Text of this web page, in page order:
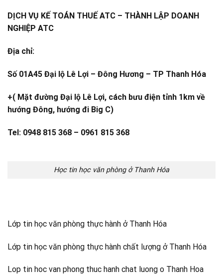
DỊCH VỤ KẾ TOÁN THUẾ ATC – THÀNH LẬP DOANH
NGHIỆP ATC
Địa chỉ:
Số 01A45 Đại lộ Lê Lợi – Đông Hương – TP Thanh Hóa
+( Mặt đường Đại lộ Lê Lợi, cách bưu điện tỉnh 1km về
hướng Đông, hướng đi Big C)
Tel: 0948 815 368 – 0961 815 368
Học tin học văn phòng ở Thanh Hóa
Lớp tin học văn phòng thực hành ở Thanh Hóa
Lớp tin học văn phòng thực hành chất lượng ở Thanh Hóa
Lop tin hoc van phong thuc hanh chat luong o Thanh Hoa